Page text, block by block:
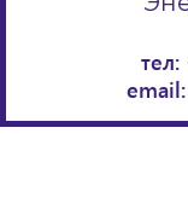
тел:
email: